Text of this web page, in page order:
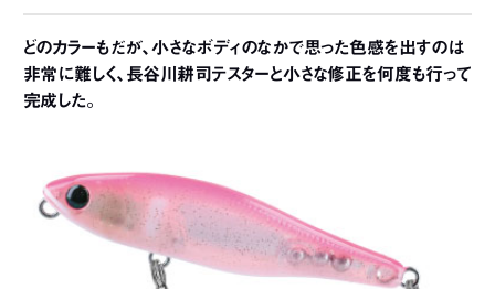
どのカラーもだが、小さなボディのなかで思った色感を出すのは
非常に難しく、長谷川耕司テスターと小さな修正を何度も行って
完成した。